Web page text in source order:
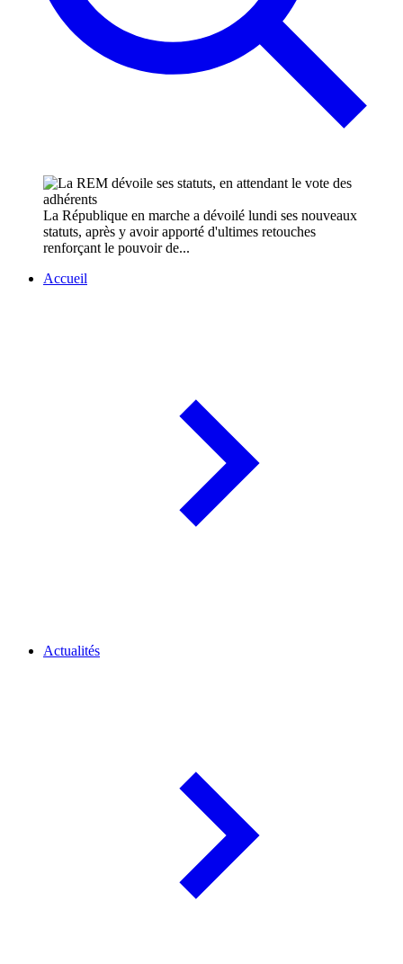
La République en marche a dévoilé lundi ses nouveaux
statuts, après y avoir apporté d'ultimes retouches
renforçant le pouvoir de...
Accueil
Actualités